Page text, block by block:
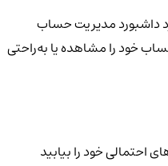
داشبورد مدیریت حساب
خود را مشاهده یا به‌راحتی
خود را بیابید